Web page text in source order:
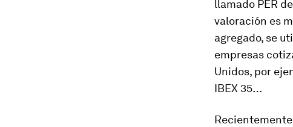
llamado PER
valoración es
agregado, se
empresas
Unidos, por
IBEX 35…